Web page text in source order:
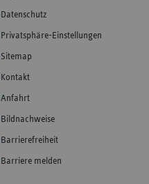
Datenschutz
Privatsphäre-Einstellungen
Sitemap
Kontakt
Anfahrt
Bildnachweise
Barrierefreiheit
Barriere melden